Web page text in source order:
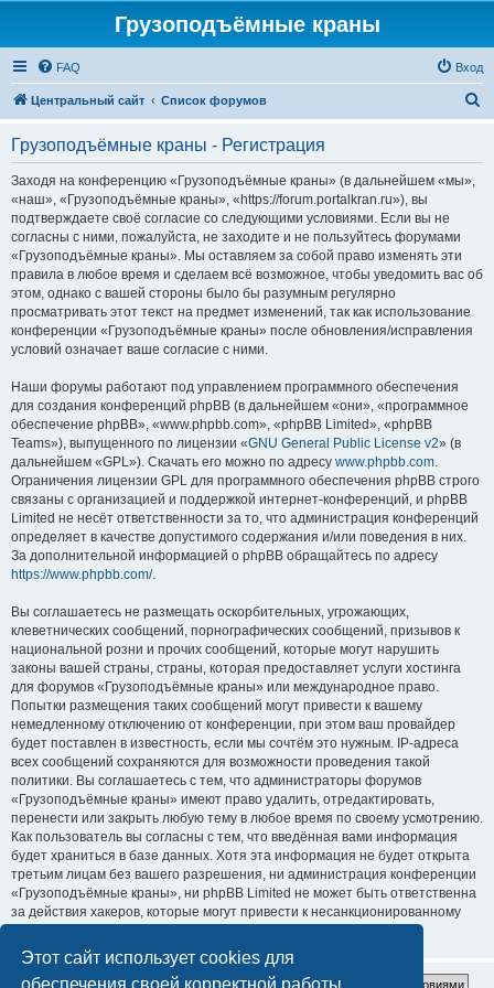
Этот сайт использует cookies для
обеспечения своей корректной работы.
Грузоподъёмные краны
FAQ Вход
Центральный сайт Список форумов
Грузоподъёмные краны - Регистрация
Заходя на конференцию «Грузоподъёмные краны» (в дальнейшем «мы»,
«наш», «Грузоподъёмные краны», «https://forum.portalkran.ru»), вы
подтверждаете своё согласие со следующими условиями. Если вы не
согласны с ними, пожалуйста, не заходите и не пользуйтесь форумами
«Грузоподъёмные краны». Мы оставляем за собой право изменять эти
правила в любое время и сделаем всё возможное, чтобы уведомить вас об
этом, однако с вашей стороны было бы разумным регулярно
просматривать этот текст на предмет изменений, так как использование
конференции «Грузоподъёмные краны» после обновления/исправления
условий означает ваше согласие с ними.
Наши форумы работают под управлением программного обеспечения
для создания конференций phpBB (в дальнейшем «они», «программное
обеспечение phpBB», «www.phpbb.com», «phpBB Limited», «phpBB
Teams»), выпущенного по лицензии «GNU General Public License v2» (в
дальнейшем «GPL»). Скачать его можно по адресу www.phpbb.com.
Ограничения лицензии GPL для программного обеспечения phpBB строго
связаны с организацией и поддержкой интернет-конференций, и phpBB
Limited не несёт ответственности за то, что администрация конференций
определяет в качестве допустимого содержания и/или поведения в них.
За дополнительной информацией о phpBB обращайтесь по адресу
https://www.phpbb.com/.
Вы соглашаетесь не размещать оскорбительных, угрожающих,
клеветнических сообщений, порнографических сообщений, призывов к
национальной розни и прочих сообщений, которые могут нарушить
законы вашей страны, страны, которая предоставляет услуги хостинга
для форумов «Грузоподъёмные краны» или международное право.
Попытки размещения таких сообщений могут привести к вашему
немедленному отключению от конференции, при этом ваш провайдер
будет поставлен в известность, если мы сочтём это нужным. IP-адреса
всех сообщений сохраняются для возможности проведения такой
политики. Вы соглашаетесь с тем, что администраторы форумов
«Грузоподъёмные краны» имеют право удалить, отредактировать,
перенести или закрыть любую тему в любое время по своему усмотрению.
Как пользователь вы согласны с тем, что введённая вами информация
будет храниться в базе данных. Хотя эта информация не будет открыта
третьим лицам без вашего разрешения, ни администрация конференции
«Грузоподъёмные краны», ни phpBB Limited не может быть ответственна
за действия хакеров, которые могут привести к несанкционированному